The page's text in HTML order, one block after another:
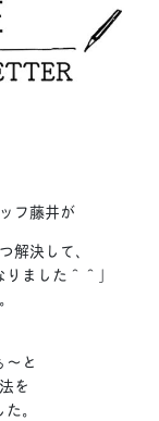
フ藤井が
解決して、
ました＾＾」
と
を
。